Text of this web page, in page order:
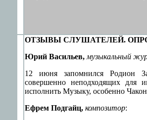
ОТЗЫВЫ СЛУШАТЕЛЕЙ.
Юрий Васильев,музыкальный
12 июня запомнился Родион
совершенно неподходящих для
исполнить Музыку, особенно
Ефрем Подгайц, композитор: